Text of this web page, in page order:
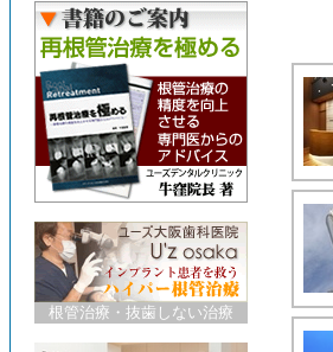
根管治療 ・ 抜歯しない治療